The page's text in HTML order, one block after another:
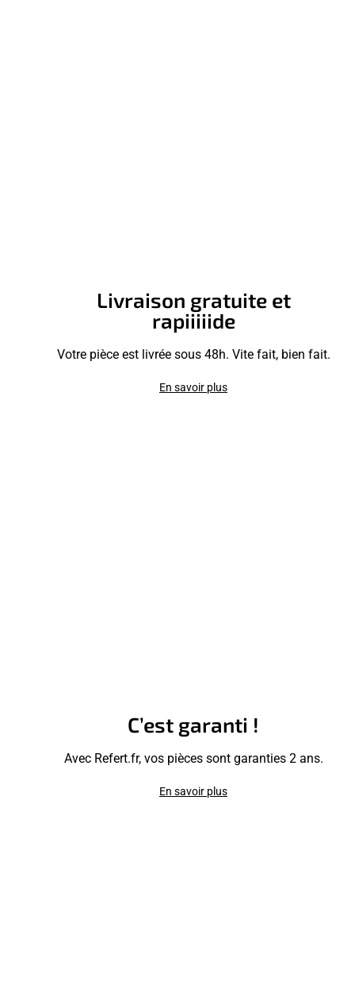
Livraison gratuite et
rapiiiiide
Votre pièce est livrée sous 48h. Vite fait, bien fait.
En savoir plus
C’est garanti !
Avec Refert.fr, vos pièces sont garanties 2 ans.
En savoir plus